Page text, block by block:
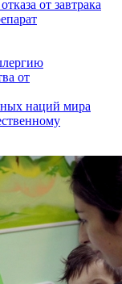
от завтрака
от
наций мира